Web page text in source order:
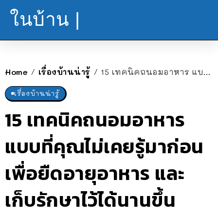
ในบ้าน |
Home / เรื่องบ้านน่ารู้ / 15 เทคนิคถนอมอาหาร แบบที่คุณไม่เคยรู้มาก่อน เพื่อยืดอายุอาหาร และเก็บรักษาไว้ได้นานขึ้น
เรื่องบ้านน่ารู้
15 เทคนิคถนอมอาหาร
แบบที่คุณไม่เคยรู้มาก่อน
เพื่อยืดอายุอาหาร และ
เก็บรักษาไว้ได้นานขึ้น